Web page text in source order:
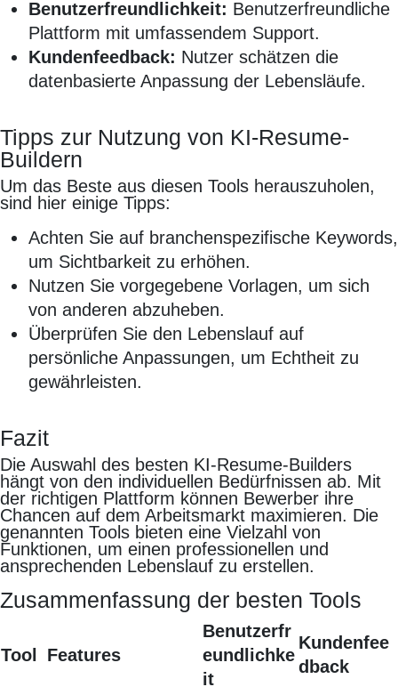
Benutzerfreundlichkeit: Benutzerfreundliche
Plattform mit umfassendem Support.
Kundenfeedback: Nutzer schätzen die
datenbasierte Anpassung der Lebensläufe.
Tipps zur Nutzung von KI-Resume-
Buildern
Um das Beste aus diesen Tools herauszuholen,
sind hier einige Tipps:
Achten Sie auf branchenspezifische Keywords,
um Sichtbarkeit zu erhöhen.
Nutzen Sie vorgegebene Vorlagen, um sich
von anderen abzuheben.
Überprüfen Sie den Lebenslauf auf
persönliche Anpassungen, um Echtheit zu
gewährleisten.
Fazit
Die Auswahl des besten KI-Resume-Builders
hängt von den individuellen Bedürfnissen ab. Mit
der richtigen Plattform können Bewerber ihre
Chancen auf dem Arbeitsmarkt maximieren. Die
genannten Tools bieten eine Vielzahl von
Funktionen, um einen professionellen und
ansprechenden Lebenslauf zu erstellen.
Zusammenfassung der besten Tools
Tool Features
Benutzerfr
eundlichke
it
Kundenfee
dback